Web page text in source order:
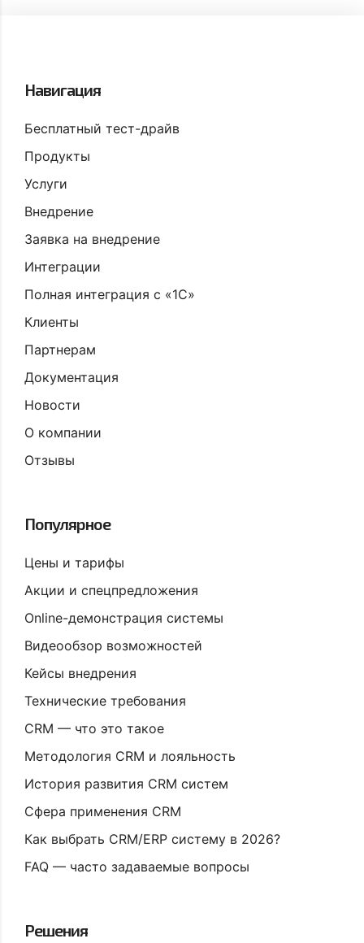
Навигация
Бесплатный тест-драйв
Продукты
Услуги
Внедрение
Заявка на внедрение
Интеграции
Полная интеграция с «1С»
Клиенты
Партнерам
Документация
Новости
О компании
Отзывы
Популярное
Цены и тарифы
Акции и спецпредложения
Online-демонстрация системы
Видеообзор возможностей
Кейсы внедрения
Технические требования
CRM — что это такое
Методология CRM и лояльность
История развития CRM систем
Сфера применения CRM
Как выбрать CRM/ERP систему в 2026?
FAQ — часто задаваемые вопросы
Решения